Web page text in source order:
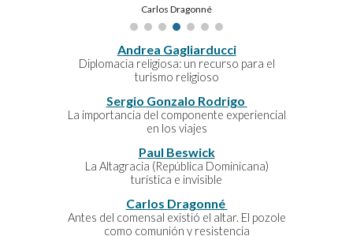
Juan Francisco Retali
Andrea Gagliarducci
Diplomacia religiosa: un recurso para el
turismo religioso
Sergio Gonzalo Rodrigo
La importancia del componente experiencial
en los viajes
Paul Beswick
La Altagracia (República Dominicana)
turística e invisible
Carlos Dragonné
Antes del comensal existió el altar. El pozole
como comunión y resistencia